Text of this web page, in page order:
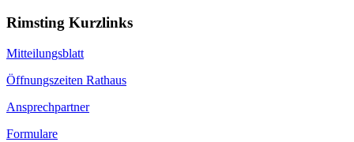
Rimsting Kurzlinks
Mitteilungsblatt
Öffnungszeiten Rathaus
Ansprechpartner
Formulare